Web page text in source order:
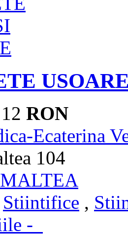
12 RON
Ecaterina
104
Stiintifice ,
-